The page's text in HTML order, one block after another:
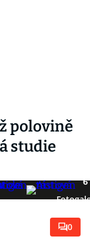
polovině
studie
6
0